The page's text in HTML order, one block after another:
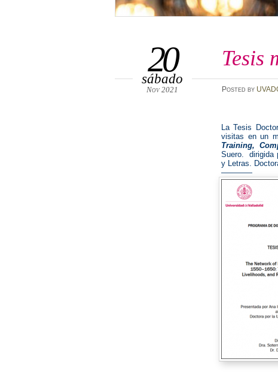
Tesis
20
sábado
Nov 2021 Posted by
La Tesis
visitas en un
Training,
Suero. dirigida
y Letras.
————